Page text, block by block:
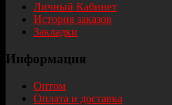
Личный Кабинет
История заказов
Закладки
Информация
Оптом
Оплата и доставка